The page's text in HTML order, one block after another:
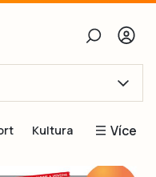
Kultura Více